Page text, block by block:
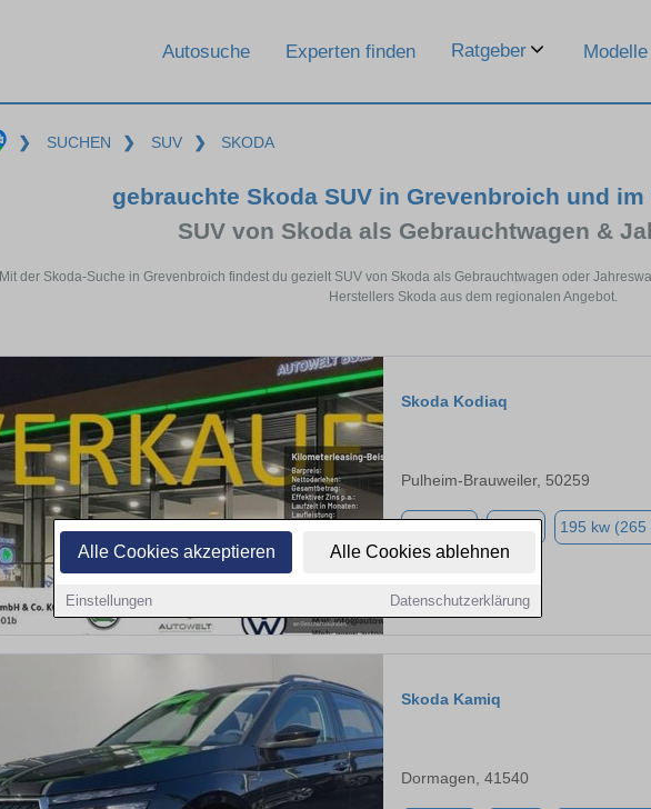
Alle Cookies akzeptieren Alle Cookies ablehnen
Einstellungen Datenschutzerklärung
Autosuche Experten finden Ratgeber Modelle
❯ SUCHEN ❯ SUV ❯ SKODA
gebrauchte Skoda SUV in Grevenbroich und
SUV von Skoda als Gebrauchtwagen &
Mit der Skoda-Suche in Grevenbroich findest du gezielt SUV von Skoda als Gebrauchtwagen oder
Herstellers Skoda aus dem regionalen Angebot.
Skoda Kodiaq
Pulheim-Brauweiler, 50259
195 kw (265
Skoda Kamiq
Dormagen, 41540